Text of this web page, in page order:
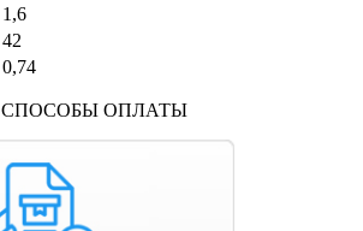
1,6
42
0,74
СПОСОБЫ ОПЛАТЫ